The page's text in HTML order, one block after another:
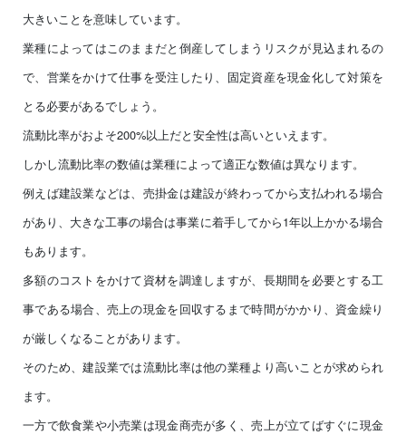
大きいことを意味しています。
業種によってはこのままだと倒産してしまうリスクが見込まれるの
で、営業をかけて仕事を受注したり、固定資産を現金化して対策を
とる必要があるでしょう。
流動比率がおよそ200%以上だと安全性は高いといえます。
しかし流動比率の数値は業種によって適正な数値は異なります。
例えば建設業などは、売掛金は建設が終わってから支払われる場合
があり、大きな工事の場合は事業に着手してから1年以上かかる場合
もあります。
多額のコストをかけて資材を調達しますが、長期間を必要とする工
事である場合、売上の現金を回収するまで時間がかかり、資金繰り
が厳しくなることがあります。
そのため、建設業では流動比率は他の業種より高いことが求められ
ます。
一方で飲食業や小売業は現金商売が多く、売上が立てばすぐに現金